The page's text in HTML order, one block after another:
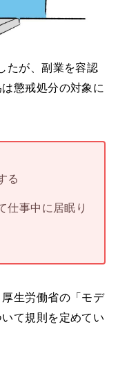
たが、副業を容認
懲戒処分の対象に
る
仕事中に居眠り
生労働省の「モデ
て規則を定めてい